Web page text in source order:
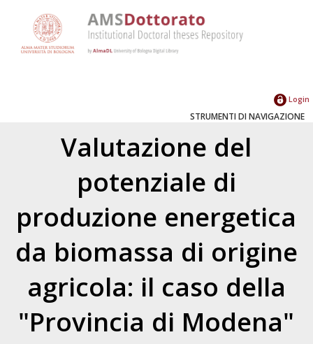
Login
STRUMENTI DI NAVIGAZIONE
Valutazione del
potenziale di
produzione energetica
da biomassa di origine
agricola: il caso della
"Provincia di Modena"